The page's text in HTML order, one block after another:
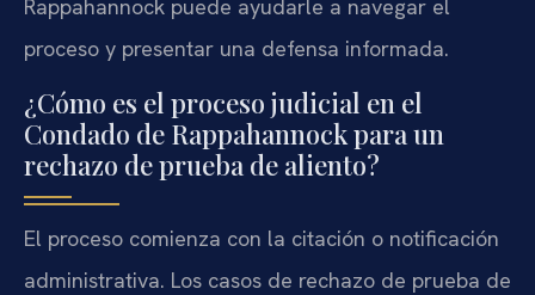
Rappahannock puede ayudarle a navegar el
proceso y presentar una defensa informada.
¿Cómo es el proceso judicial en el
Condado de Rappahannock para un
rechazo de prueba de aliento?
El proceso comienza con la citación o notificación
administrativa. Los casos de rechazo de prueba de